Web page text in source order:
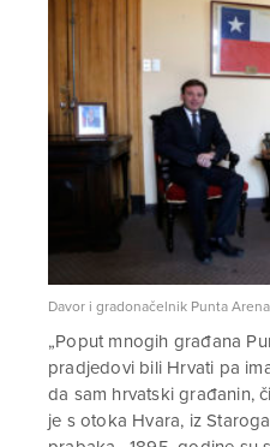
Davor i gradonačelnik Punta
„Poput mnogih građana
pradjedovi bili Hrvati pa
da sam hrvatski građanin,
je s otoka Hvara, iz